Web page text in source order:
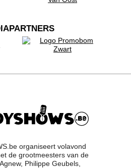
organiseert volavond
de grootmeesters van de
Philippe Geubels,